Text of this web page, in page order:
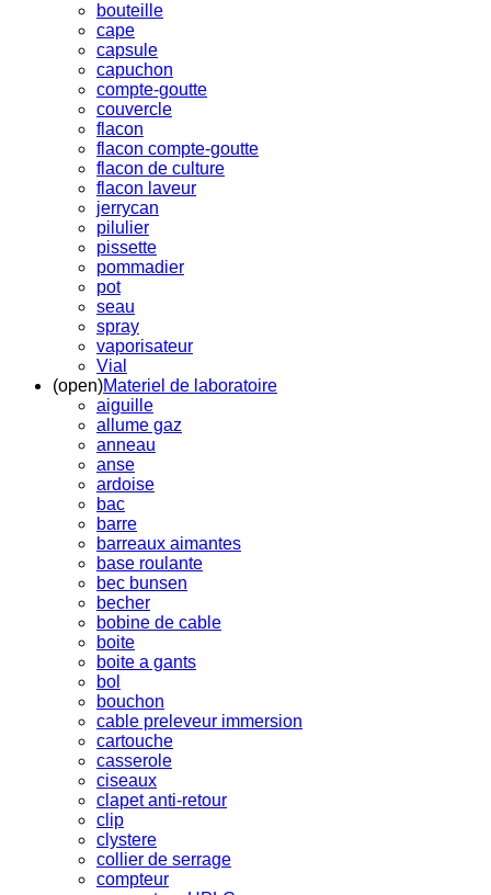
bouteille
cape
capsule
capuchon
compte-goutte
couvercle
flacon
flacon compte-goutte
flacon de culture
flacon laveur
jerrycan
pilulier
pissette
pommadier
pot
seau
spray
vaporisateur
Vial
(open)Materiel de laboratoire
aiguille
allume gaz
anneau
anse
ardoise
bac
barre
barreaux aimantes
base roulante
bec bunsen
becher
bobine de cable
boite
boite a gants
bol
bouchon
cable preleveur immersion
cartouche
casserole
ciseaux
clapet anti-retour
clip
clystere
collier de serrage
compteur